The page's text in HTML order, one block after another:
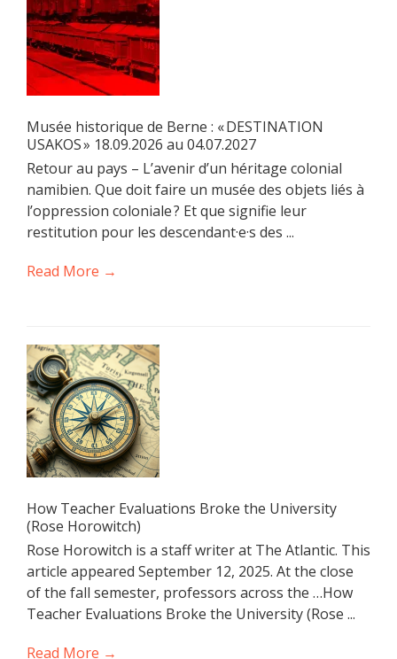
Musée historique de Berne : « DESTINATION
USAKOS » 18.09.2026 au 04.07.2027
Retour au pays – L’avenir d’un héritage colonial
namibien. Que doit faire un musée des objets liés à
l’oppression coloniale ? Et que signifie leur
restitution pour les descendant·e·s des ...
Read More →
How Teacher Evaluations Broke the University
(Rose Horowitch)
Rose Horowitch is a staff writer at The Atlantic. This
article appeared September 12, 2025. At the close
of the fall semester, professors across the …How
Teacher Evaluations Broke the University (Rose ...
Read More →